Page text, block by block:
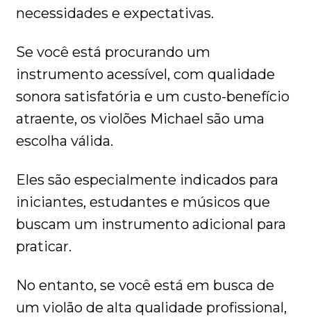
necessidades e expectativas.
Se você está procurando um
instrumento acessível, com qualidade
sonora satisfatória e um custo-benefício
atraente, os violões Michael são uma
escolha válida.
Eles são especialmente indicados para
iniciantes, estudantes e músicos que
buscam um instrumento adicional para
praticar.
No entanto, se você está em busca de
um violão de alta qualidade profissional,